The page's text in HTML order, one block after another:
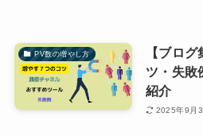
PV数の増やし方
【ブロ
ツ・失敗
紹介
2025年9月